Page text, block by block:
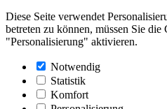
Diese Seite verwendet
betreten zu können, müssen Sie die
"Personalisierung" aktivieren.
Notwendig
Statistik
Komfort